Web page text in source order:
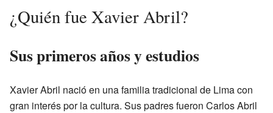
¿Quién fue Xavier Abril?
Sus primeros años y estudios
Xavier Abril nació en una familia tradicional de Lima con
gran interés por la cultura. Sus padres fueron Carlos Abril